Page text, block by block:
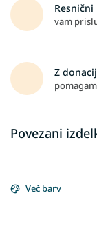
vam
Z
Povezani
Več barv